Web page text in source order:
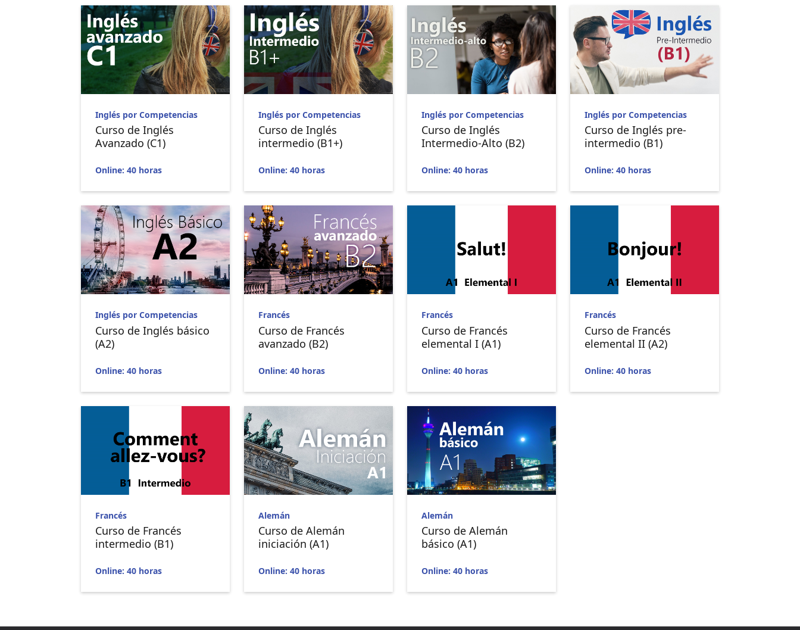
Inglés por Competencias
Curso de Inglés
Avanzado (C1)
Online: 40 horas
Inglés por Competencias
Curso de Inglés
intermedio (B1+)
Online: 40 horas
Inglés por Competencias
Curso de Inglés
Intermedio-Alto (B2)
Online: 40 horas
Inglés por Competencias
Curso de Inglés pre-
intermedio (B1)
Online: 40 horas
Inglés por Competencias
Curso de Inglés básico
(A2)
Online: 40 horas
Francés
Curso de Francés
avanzado (B2)
Online: 40 horas
Francés
Curso de Francés
elemental I (A1)
Online: 40 horas
Francés
Curso de Francés
elemental II (A2)
Online: 40 horas
Francés
Curso de Francés
intermedio (B1)
Online: 40 horas
Alemán
Curso de Alemán
iniciación (A1)
Online: 40 horas
Alemán
Curso de Alemán
básico (A1)
Online: 40 horas